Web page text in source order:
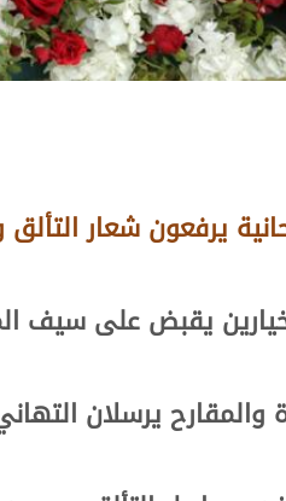
يرفعون شعار
يقبض على سيف
والمقارح يرسلان